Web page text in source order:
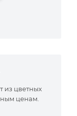
из цветных
ценам.